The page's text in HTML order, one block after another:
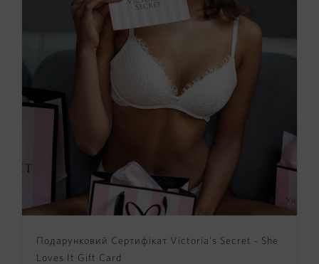
Подарунковий Сертифікат Victoria's Secret - She
Loves It Gift Card